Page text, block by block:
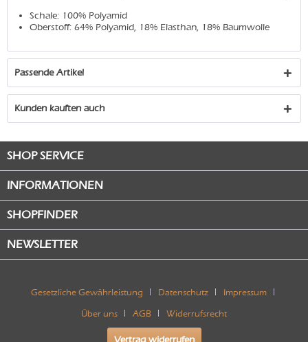
Schale: 100% Polyamid
Oberstoff: 64% Polyamid, 18% Elasthan, 18% Baumwolle
Passende Artikel
Kunden kauften auch
SHOP SERVICE
INFORMATIONEN
SHOPFINDER
NEWSLETTER
Gesetzliche Gewährleistung Datenschutz Impressum
Über uns AGB Widerrufsrecht
Vertrag widerrufen